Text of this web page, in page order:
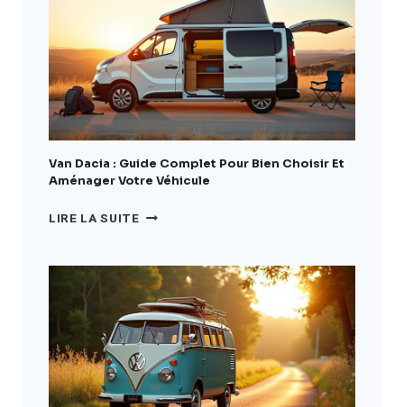
GUIDE
COMPLET
POUR
BIEN
CHOISIR
ET
AMÉNAGER
VOTRE
VÉHICULE
Van Dacia : Guide Complet Pour Bien Choisir Et
Aménager Votre Véhicule
LIRE LA SUITEVAN
GUIDE
COMPLET
POUR
BIEN
CHOISIR
ET
AMÉNAGER
VOTRE